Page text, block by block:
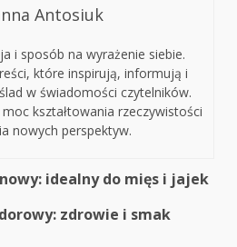
Antosiuk
i sposób na wyrażenie siebie.
które inspirują, informują i
w świadomości czytelników.
kształtowania rzeczywistości
nowych perspektyw.
idealny do mięs i jajek
zdrowie i smak